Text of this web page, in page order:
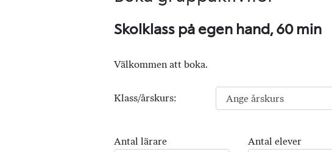
Skolklass på egen hand, 60 min
Välkommen att boka.
Klass/årskurs:
Antal lärare Antal elever